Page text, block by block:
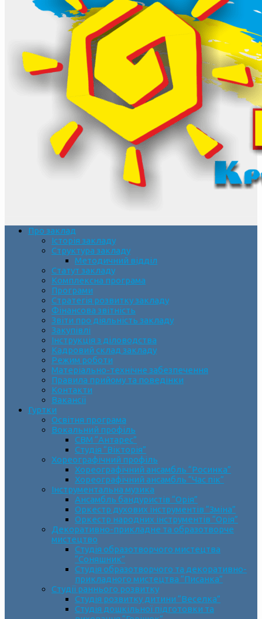
Про заклад
Історія закладу
Структура закладу
Методичний відділ
Статут закладу
Комплексна програма
Програми
Стратегія розвитку закладу
Фінансова звітність
Звіти про діяльність закладу
Закупівлі
Інструкція з діловодства
Кадровий склад закладу
Режим роботи
Матеріально-технічне забезпечення
Правила прийому та поведінки
Контакти
Вакансії
Гуртки
Освітня програма
Вокальний профіль
СВМ “Антарес”
Студія “Вікторія”
Хореографічний профіль
Хореографічний ансамбль “Росинка”
Хореографічний ансамбль “Час пік”
Інструментальна музика
Ансамбль бандуристів “Орія”
Оркестр духових інструментів “Зміна”
Оркестр народних інструментів “Орія”
Декоративно-прикладне та образотворче
мистецтво
Cтудія образотворчого мистецтва
“Соняшник”
Студія образотворчого та декоративно-
прикладного мистецтва “Писанка”
Студії раннього розвитку
Студія розвитку дитини “Веселка”
Студія дошкільної підготовки та